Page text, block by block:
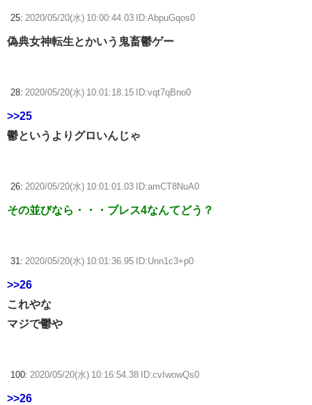
25: 2020/05/20(水) 10:00:44.03 ID:AbpuGqos0
偽典女神転生とかいう鬼畜鬱ゲー
28: 2020/05/20(水) 10:01:18.15 ID:vqt7qBno0
>>25
鬱というよりグロいんじゃ
26: 2020/05/20(水) 10:01:01.03 ID:amCT8NuA0
その並びなら・・・ブレス4なんてどう？
31: 2020/05/20(水) 10:01:36.95 ID:Unn1c3+p0
>>26
これやな
マジで鬱や
100: 2020/05/20(水) 10:16:54.38 ID:cvIwowQs0
>>26